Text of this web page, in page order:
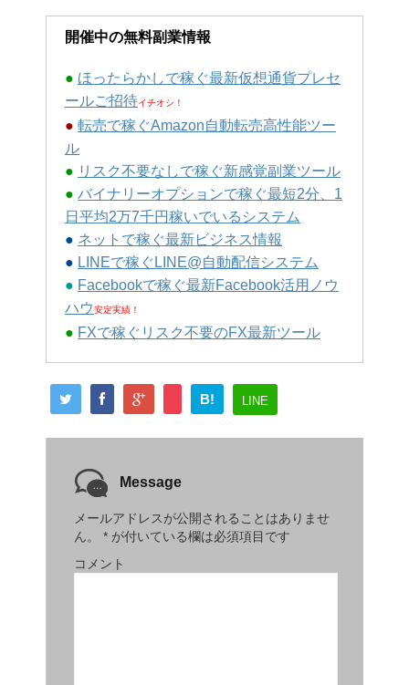
開催中の無料副業情報
● ほったらかしで稼ぐ最新仮想通貨プレセ
ールご招待イチオシ！
● 転売で稼ぐAmazon自動転売高性能ツー
ル
● リスク不要なしで稼ぐ新感覚副業ツール
● バイナリーオプションで稼ぐ最短2分、1
日平均2万7千円稼いでいるシステム
● ネットで稼ぐ最新ビジネス情報
● LINEで稼ぐLINE@自動配信システム
● Facebookで稼ぐ最新Facebook活用ノウ
ハウ安定実績！
● FXで稼ぐリスク不要のFX最新ツール
B! LINE
Message
メールアドレスが公開されることはありませ
ん。
* が付いている欄は必須項目です
コメント